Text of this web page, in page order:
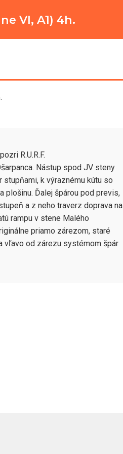
VI, A1) 4h.
R.U.R.F.
Nástup spod JV steny
stupňami, k výraznému kútu so
plošinu. Ďalej špárou pod previs,
a z neho traverz doprava na
rampu v stene Malého
priamo zárezom, staré
vľavo od zárezu systémom špár